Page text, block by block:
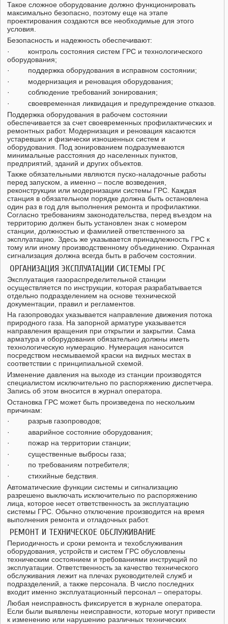
Такое сложное оборудование должно функционировать
максимально безопасно, поэтому еще на этапе
проектирования создаются все необходимые для этого
условия.
Безопасность и надежность обеспечивают:
· контроль состояния систем ГРС и технологического
оборудования;
· поддержка оборудования в исправном состоянии;
· модернизация и реновация оборудования;
· соблюдение требований зонирования;
· своевременная ликвидация и предупреждение отказов.
Поддержка оборудования в рабочем состоянии
обеспечивается за счет своевременных профилактических и
ремонтных работ. Модернизация и реновация касаются
устаревших и физически изношенных систем и
оборудования. Под зонированием подразумеваются
минимальные расстояния до населенных пунктов,
предприятий, зданий и других объектов.
Также обязательными являются пуско-наладочные работы
перед запуском, а именно – после возведения,
реконструкции или модернизации системы ГРС. Каждая
станция в обязательном порядке должна быть остановлена
один раз в год для выполнения ремонта и профилактики.
Согласно требованиям законодательства, перед въездом на
территорию должен быть установлен знак с номером
станции, должностью и фамилией ответственного за
эксплуатацию. Здесь же указывается принадлежность ГРС к
тому или иному производственному объединению. Охранная
сигнализация должна всегда быть в рабочем состоянии.
ОРГАНИЗАЦИЯ ЭКСПЛУАТАЦИИ СИСТЕМЫ ГРС
Эксплуатация газораспределительной станции
осуществляется по инструкции, которая разрабатывается
отдельно подразделением на основе технической
документации, правил и регламентов.
На газопроводах указывается направление движения потока
природного газа. На запорной арматуре указывается
направления вращения при открытии и закрытии. Сама
арматура и оборудования обязательно должны иметь
технологическую нумерацию. Нумерация наносится
посредством несмываемой краски на видных местах в
соответствии с принципиальной схемой.
Изменение давления на выходе из станции производятся
специалистом исключительно по распоряжению диспетчера.
Запись об этом вносится в журнал оператора.
Остановка ГРС может быть произведена по нескольким
причинам:
· разрыв газопроводов;
· аварийное состояние оборудования;
· пожар на территории станции;
· существенные выбросы газа;
· по требованиям потребителя;
· стихийные бедствия.
Автоматические функции системы и сигнализацию
разрешено выключать исключительно по распоряжению
лица, которое несет ответственность за эксплуатацию
системы ГРС. Обычно отключение производится на время
выполнения ремонта и отладочных работ.
РЕМОНТ И ТЕХНИЧЕСКОЕ ОБСЛУЖИВАНИЕ
Периодичность и сроки ремонта и техобслуживания
оборудования, устройств и систем ГРС обусловлены
техническим состоянием и требованиями инструкций по
эксплуатации. Ответственность за качество технического
обслуживания лежит на плечах руководителей служб и
подразделений, а также персонала. В число последних
входит именно эксплуатационный персонал – операторы.
Любая неисправность фиксируется в журнале оператора.
Если были выявлены неисправности, которые могут привести
к изменению или нарушению различных технических